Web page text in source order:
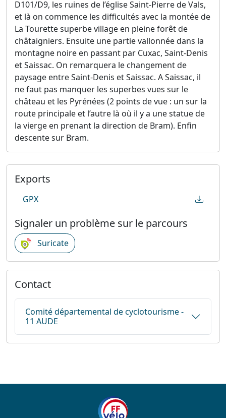
D101/D9, les ruines de l’église Saint-Pierre de Vals,
et là on commence les difficultés avec la montée de
La Tourette superbe village en pleine forêt de
châtaigniers. Ensuite une partie vallonnée dans la
montagne noire en passant par Cuxac, Saint-Denis
et Saissac. On remarquera le changement de
paysage entre Saint-Denis et Saissac. A Saissac, il
ne faut pas manquer les superbes vues sur le
château et les Pyrénées (2 points de vue : un sur la
route principale et l’autre là où il y a une statue de
la vierge en prenant la direction de Bram). Enfin
descente sur Bram.
Exports
GPX
Signaler un problème sur le parcours
Suricate
Contact
Comité départemental de cyclotourisme -
11 AUDE